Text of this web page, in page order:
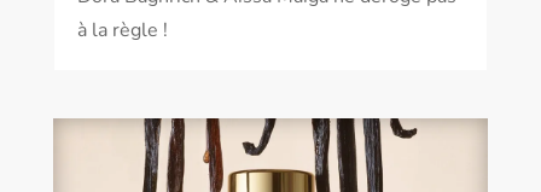
à la règle !